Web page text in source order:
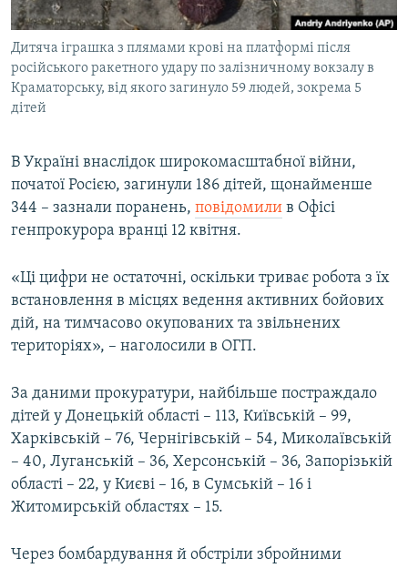
СВІДЧЕННЯ ОКУПАЦІЇ
УКРАЇНСЬКА ПРОБЛЕМА КРИМУ
ІНФОГРАФІКА
Qırımtatar
ДОЛУЧАЙСЯ!
Усі сайти RFE/RL
Дитяча іграшка з плямами крові на платформі після
російського ракетного удару по залізничному вокзалу в
Краматорську, від якого загинуло 59 людей, зокрема 5
дітей
В Україні внаслідок широкомасштабної війни,
початої Росією, загинули 186 дітей, щонайменше
344 – зазнали поранень, повідомили в Офісі
генпрокурора вранці 12 квітня.
«Ці цифри не остаточні, оскільки триває робота з їх
встановлення в місцях ведення активних бойових
дій, на тимчасово окупованих та звільнених
територіях», – наголосили в ОГП.
За даними прокуратури, найбільше постраждало
дітей у Донецькій області – 113, Київській – 99,
Харківській – 76, Чернігівській – 54, Миколаївській
– 40, Луганській – 36, Херсонській – 36, Запорізькій
області – 22, у Києві – 16, в Сумській – 16 і
Житомирській областях – 15.
Через бомбардування й обстріли збройними